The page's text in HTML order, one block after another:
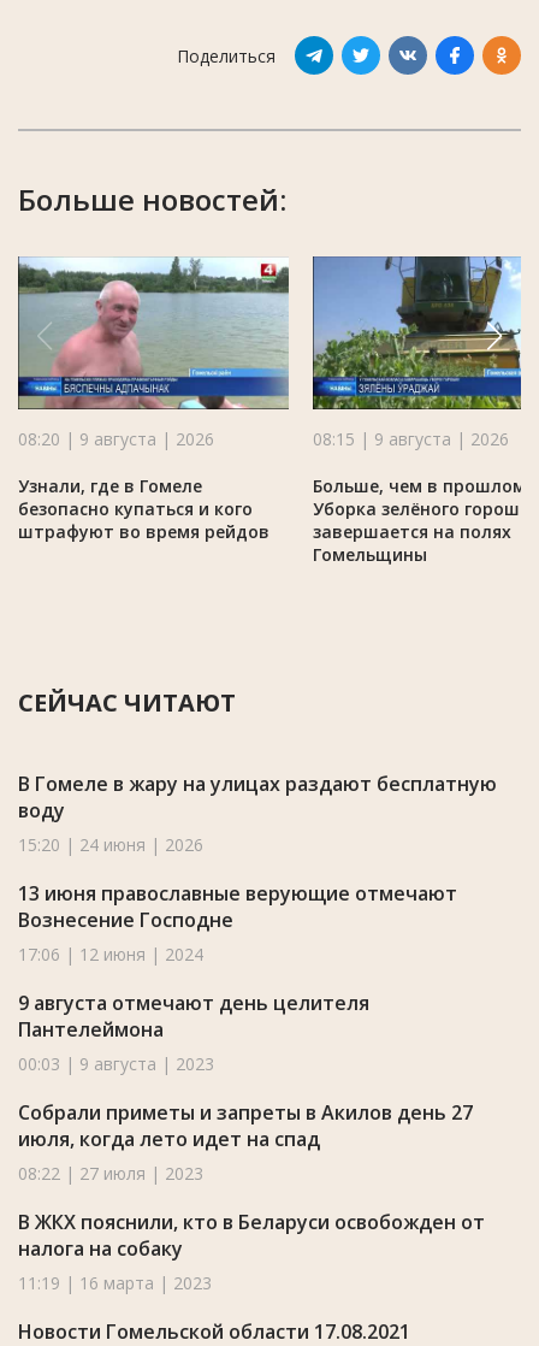
Поделиться
Больше новостей:
08:20 | 9 августа | 2026
Узнали, где в Гомеле
безопасно купаться и кого
штрафуют во время рейдов
08:15 | 9 августа | 2026
Больше, чем в прошлом
Уборка зелёного горошка
завершается на полях
Гомельщины
СЕЙЧАС ЧИТАЮТ
В Гомеле в жару на улицах раздают бесплатную
воду
15:20 | 24 июня | 2026
13 июня православные верующие отмечают
Вознесение Господне
17:06 | 12 июня | 2024
9 августа отмечают день целителя
Пантелеймона
00:03 | 9 августа | 2023
Собрали приметы и запреты в Акилов день 27
июля, когда лето идет на спад
08:22 | 27 июля | 2023
В ЖКХ пояснили, кто в Беларуси освобожден от
налога на собаку
11:19 | 16 марта | 2023
Новости Гомельской области 17.08.2021